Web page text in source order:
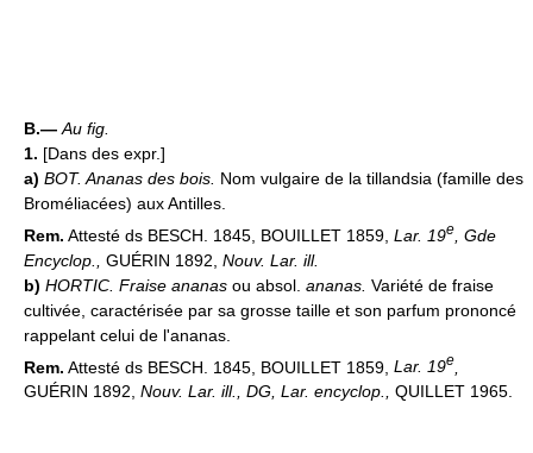
B.— Au fig.
1. [Dans des expr.]
a) BOT. Ananas des bois. Nom vulgaire de la tillandsia (famille des
Broméliacées) aux Antilles.
Rem. Attesté ds BESCH. 1845, BOUILLET 1859, Lar. 19e
, Gde
Encyclop.,
GUÉRIN 1892, Nouv. Lar. ill.
b) HORTIC. Fraise ananas ou absol. ananas. Variété de fraise
cultivée, caractérisée par sa grosse taille et son parfum prononcé
rappelant celui de l'ananas.
Rem. Attesté ds BESCH. 1845, BOUILLET 1859, Lar. 19e
GUÉRIN 1892, Nouv. Lar. ill., DG, Lar. encyclop., QUILLET 1965.